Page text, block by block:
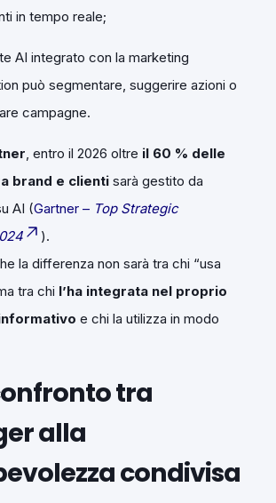
in tempo reale;
AI integrato con la marketing
può segmentare, suggerire azioni o
campagne.
, entro il 2026 oltre il 60 % delle
brand e clienti sarà gestito da
AI (Gartner – Top Strategic
).
la differenza non sarà tra chi “usa
tra chi l’ha integrata nel proprio
e chi la utilizza in modo
tra
alla
condivisa